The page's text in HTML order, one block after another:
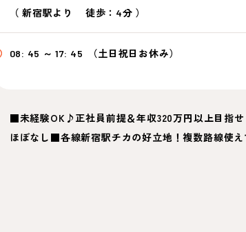
（新宿駅より徒歩：4分 ）
08: 45 ～ 17: 45 （土日祝日お休み）
■未経験OK♪正社員前提＆年収320万円以上目指
ほぼなし■各線新宿駅チカの好立地！複数路線使